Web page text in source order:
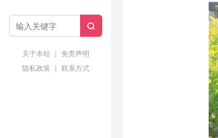

关于本站 | 免责声明
隐私政策 | 联系方式